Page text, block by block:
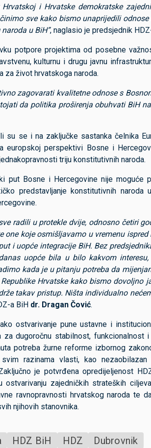
i Hrvatske demokratske
sve kako bismo unaprijedili
u BiH”, naglasio je predsjednik
potpore projektima od posebne
kulturnu i drugu javnu
za život hrvatskoga naroda.
zagovarati kvalitetne odnose s
da politika proširenja obuhvati BiH
su se i na zaključke sastanka čelnika
europskoj perspektivi Bosne i
triju konstitutivnih naroda.
put Bosne i Hercegovine nije moguće
predstavljanje konstitutivnih
radili u protekle dvije, odnosno četiri
one koje osmišljavamo u vremenu
i uopće integracije BiH. Bez
uopće bila u bilo kakvom
kada je u pitanju potreba da
Hrvatske kako bismo dovoljno
takav pristup. Ništa individualno
a BiH dr. Dragan Čović.
ostvarivanje pune ustavne i
za dugoročnu stabilnost,
potreba žurne reforme izbornog
razinama vlasti, kao
je potvrđena opredijeljenost
ostvarivanju zajedničkih strateških
ravnopravnosti hrvatskog naroda te
njihovih stanovnika.
HDZ BiH HDZ Dubrovnik